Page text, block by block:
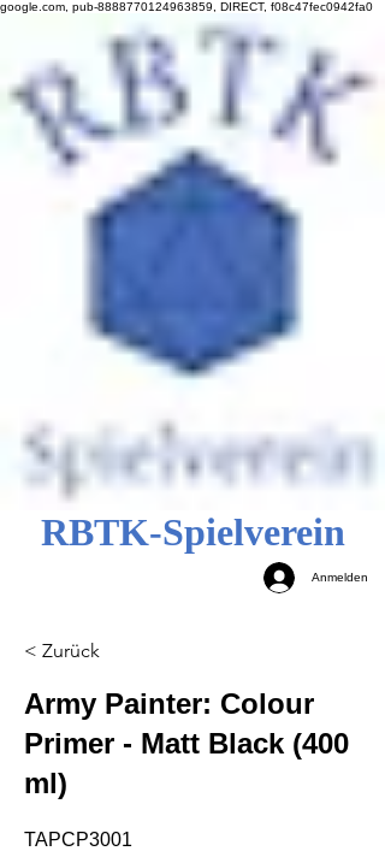
google.com, pub-8888770124963859, DIRECT, f08c47fec0942fa0
RBTK-Spielverein
Anmelden
< Zurück
Army Painter: Colour
Primer - Matt Black (400
ml)
TAPCP3001